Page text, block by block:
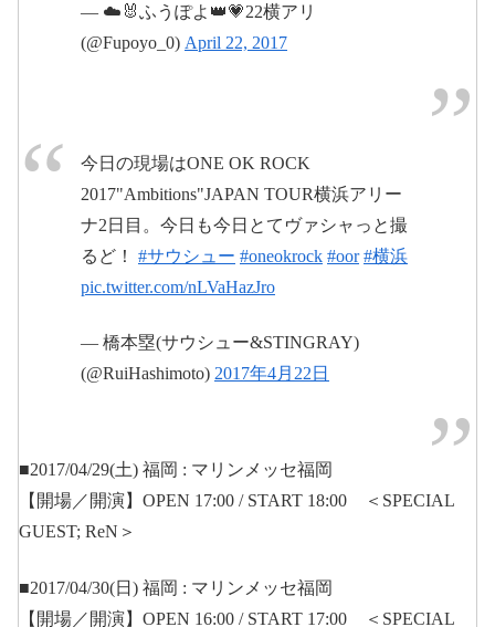
— ☁️🐰ふうぽよ👑💗22横アリ
(@Fupoyo_0) April 22, 2017
今日の現場はONE OK ROCK
2017"Ambitions"JAPAN TOUR横浜アリー
ナ2日目。今日も今日とてヴァシャっと撮
るど！ #サウシュー #oneokrock #oor #横浜
pic.twitter.com/nLVaHazJro
— 橋本塁(サウシュー&STINGRAY)
(@RuiHashimoto) 2017年4月22日
■2017/04/29(土) 福岡 : マリンメッセ福岡
【開場／開演】OPEN 17:00 / START 18:00 ＜SPECIAL
GUEST; ReN＞
■2017/04/30(日) 福岡 : マリンメッセ福岡
【開場／開演】OPEN 16:00 / START 17:00 ＜SPECIAL